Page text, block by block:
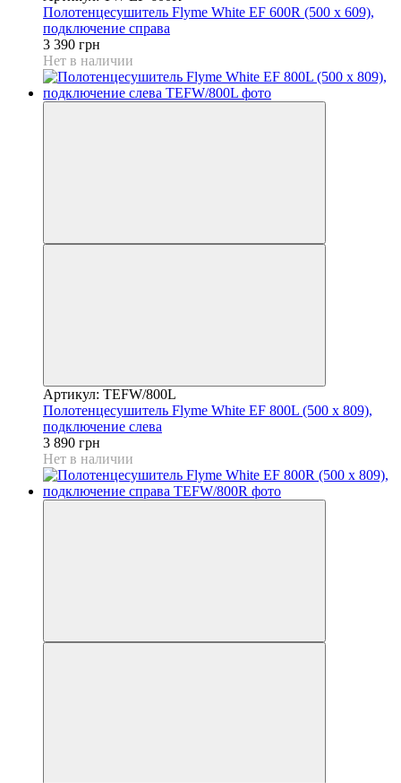
Полотенцесушитель Flyme White EF 600R (500 х 609),
подключение справа
3 390 грн
Нет в наличии
Артикул: TEFW/800L
Полотенцесушитель Flyme White EF 800L (500 х 809),
подключение слева
3 890 грн
Нет в наличии